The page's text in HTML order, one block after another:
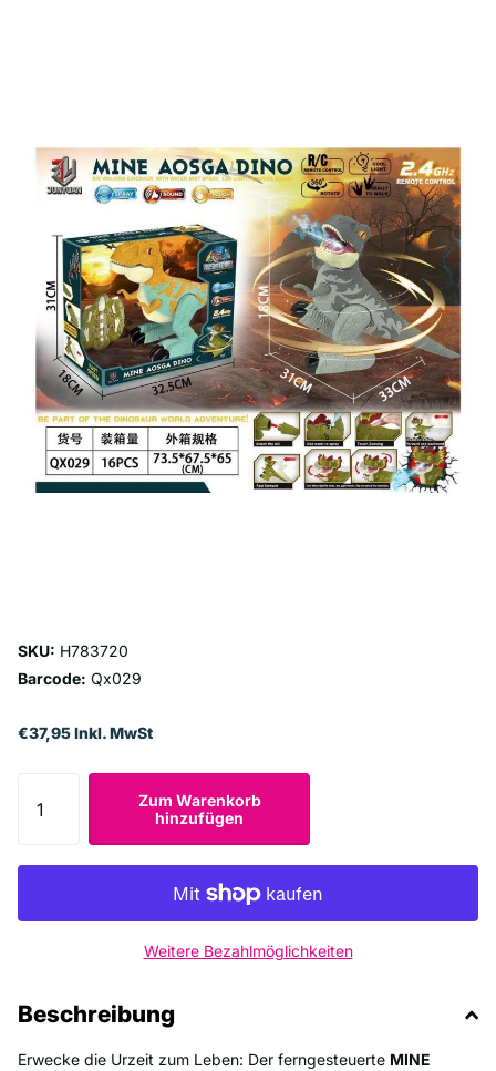
SKU: H783720
Barcode: Qx029
€37,95 Inkl. MwSt
Zum Warenkorb
hinzufügen
Weitere Bezahlmöglichkeiten
Beschreibung
Erwecke die Urzeit zum Leben: Der ferngesteuerte MINE